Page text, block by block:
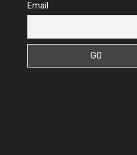
Email